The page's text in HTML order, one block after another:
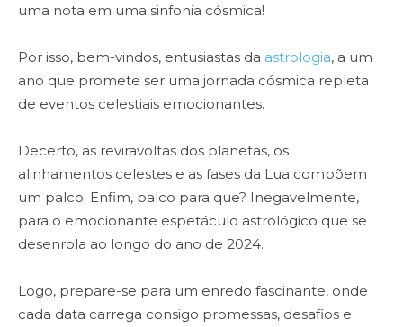
uma nota em uma sinfonia cósmica!
Por isso, bem-vindos, entusiastas da astrologia, a um
ano que promete ser uma jornada cósmica repleta
de eventos celestiais emocionantes.
Decerto, as reviravoltas dos planetas, os
alinhamentos celestes e as fases da Lua compõem
um palco. Enfim, palco para que? Inegavelmente,
para o emocionante espetáculo astrológico que se
desenrola ao longo do ano de 2024.
Logo, prepare-se para um enredo fascinante, onde
cada data carrega consigo promessas, desafios e